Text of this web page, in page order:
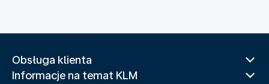
Obsługa klienta
Informacje na temat KLM